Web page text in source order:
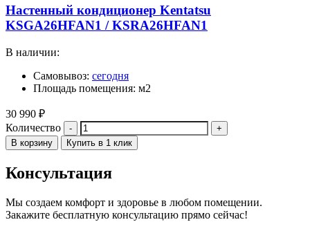
Настенный кондиционер Kentatsu
KSGA26HFAN1 / KSRA26HFAN1
В наличии:
Самовывоз: сегодня
Площадь помещения: м2
30 990 ₽
Количество
В корзину Купить в 1 клик
Консультация
Мы создаем комфорт и здоровье в любом помещении.
Закажите бесплатную консультацию прямо сейчас!